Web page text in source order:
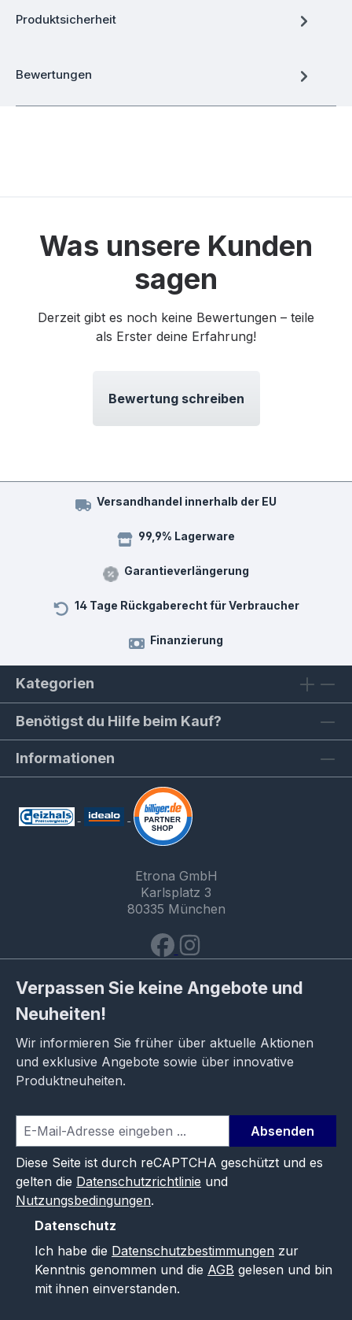
Produktsicherheit
Bewertungen
Was unsere Kunden
sagen
Derzeit gibt es noch keine Bewertungen – teile
als Erster deine Erfahrung!
Bewertung schreiben
Versandhandel innerhalb der EU
99,9% Lagerware
Garantieverlängerung
14 Tage Rückgaberecht für Verbraucher
Finanzierung
Kategorien
Benötigst du Hilfe beim Kauf?
Informationen
Etrona GmbH
Karlsplatz 3
80335 München
Verpassen Sie keine Angebote und
Neuheiten!
Wir informieren Sie früher über aktuelle Aktionen
und exklusive Angebote sowie über innovative
Produktneuheiten.
Absenden
Diese Seite ist durch reCAPTCHA geschützt und es
gelten die Datenschutzrichtlinie und
Nutzungsbedingungen.
Datenschutz
Ich habe die Datenschutzbestimmungen zur
Kenntnis genommen und die AGB gelesen und bin
mit ihnen einverstanden.